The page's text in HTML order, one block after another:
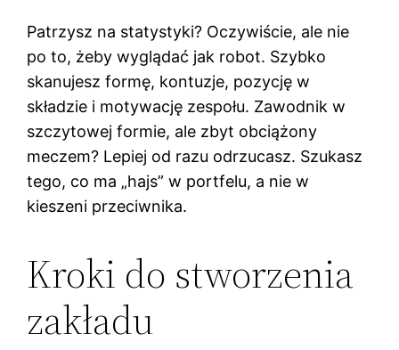
Patrzysz na statystyki? Oczywiście, ale nie
po to, żeby wyglądać jak robot. Szybko
skanujesz formę, kontuzje, pozycję w
składzie i motywację zespołu. Zawodnik w
szczytowej formie, ale zbyt obciążony
meczem? Lepiej od razu odrzucasz. Szukasz
tego, co ma „hajs” w portfelu, a nie w
kieszeni przeciwnika.
Kroki do stworzenia
zakładu